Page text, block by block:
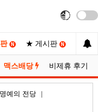
N ★ 게시판 N ★ 포
맥스배당 비제휴 후기
명예의 전당